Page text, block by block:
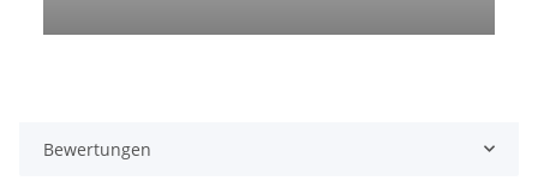
Bewertungen